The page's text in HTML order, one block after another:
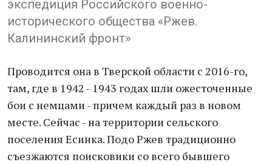
экспедиция Российского военно-
исторического общества «Ржев.
Калининский фронт»
Проводится она в Тверской области с 2016-го,
там, где в 1942 - 1943 годах шли ожесточенные
бои с немцами - причем каждый раз в новом
месте. Сейчас - на территории сельского
поселения Есинка. Подо Ржев традиционно
съезжаются поисковики со всего бывшего